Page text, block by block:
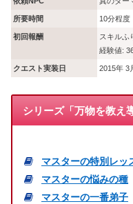
所要時間 10分程度
初回報酬
スキルふ
経験値:
クエスト実装日 2015年 3
シリーズ「万物を教え
マスターの特別レッ
マスターの悩みの種
マスターの一番弟子